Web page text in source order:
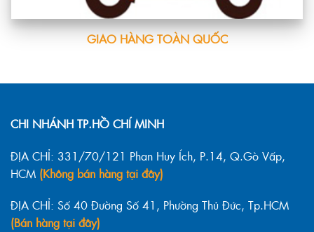
GIAO HÀNG TOÀN QUỐC
CHI NHÁNH TP.HỒ CHÍ MINH
ĐỊA CHỈ: 331/70/121 Phan Huy Ích, P.14, Q.Gò Vấp,
HCM (Không bán hàng tại đây)
ĐỊA CHỈ: Số 40 Đường Số 41, Phường Thủ Đức, Tp.HCM
(Bán hàng tại đây)